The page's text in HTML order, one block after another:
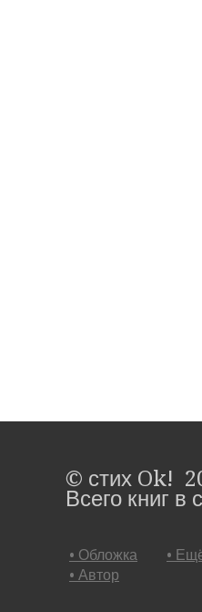
© стих Ok!
Всего книг в
• Обложка
• Автор
•